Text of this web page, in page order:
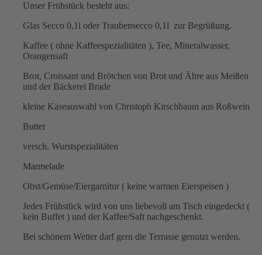
Unser Frühstück besteht aus:
Glas Secco 0,1l oder Traubensecco 0,1l zur Begrüßung.
Kaffee ( ohne Kaffeespezialitäten ), Tee, Mineralwasser,
Orangensaft
Brot, Croissant und Brötchen von Brot und Ähre aus Meißen
und der Bäckerei Brade
kleine Käseauswahl von Christoph Kirschbaum aus Roßwein
Butter
versch. Wurstspezialitäten
Marmelade
Obst/Gemüse/Eiergarnitur ( keine warmen Eierspeisen )
Jedes Frühstück wird von uns liebevoll am Tisch eingedeckt (
kein Buffet ) und der Kaffee/Saft nachgeschenkt.
Bei schönem Wetter darf gern die Terrasse genutzt werden.